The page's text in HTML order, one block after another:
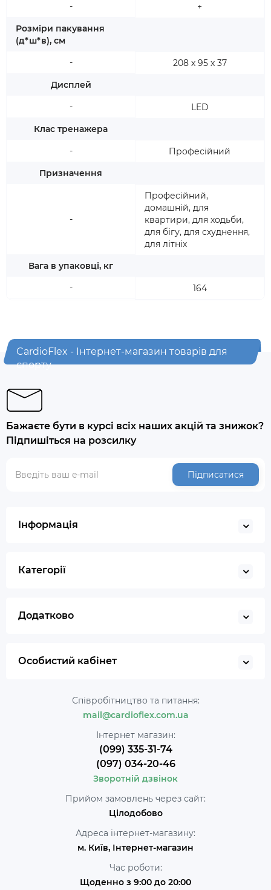
-
Розміри пакування
(д*ш*в), см
-
Дисплей
-
Клас тренажера
-
Призначення
-
Вага в упаковці, кг
-
+
208 х 95 х 37
LED
Професійний
Професійний,
домашній, для
квартири, для ходьби,
для бігу, для схуднення,
для літніх
164
CardioFlex - Інтернет-магазин товарів для
спорту
Бажаєте бути в курсі всіх наших акцій та знижок?
Підпишіться на розсилку
Підписатися
Інформація
Категорії
Додатково
Особистий кабінет
Співробітництво та питання:
mail@cardioflex.com.ua
Інтернет магазин:
(099) 335-31-74
(097) 034-20-46
Зворотній дзвінок
Прийом замовлень через сайт:
Цілодобово
Адреса інтернет-магазину:
м. Київ, Інтернет-магазин
Час роботи:
Щоденно з 9:00 до 20:00